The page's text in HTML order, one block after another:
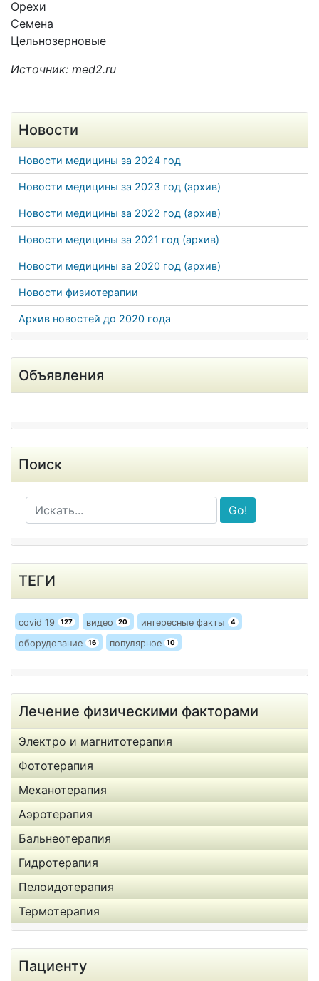
Орехи
Семена
Цельнозерновые
Источник: med2.ru
Новости
Новости медицины за 2024 год
Новости медицины за 2023 год (архив)
Новости медицины за 2022 год (архив)
Новости медицины за 2021 год (архив)
Новости медицины за 2020 год (архив)
Новости физиотерапии
Архив новостей до 2020 года
Объявления
Поиск
Go!
ТЕГИ
covid 19 127 видео 20 интересные факты 4
оборудование 16 популярное 10
Лечение физическими факторами
Электро и магнитотерапия
Фототерапия
Механотерапия
Аэротерапия
Бальнеотерапия
Гидротерапия
Пелоидотерапия
Термотерапия
Пациенту